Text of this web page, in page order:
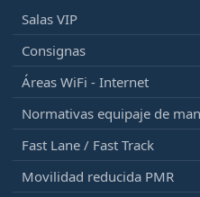
Salas VIP
Consignas
Áreas WiFi - Internet
Normativas equipaje de
Fast Lane / Fast Track
Movilidad reducida PMR